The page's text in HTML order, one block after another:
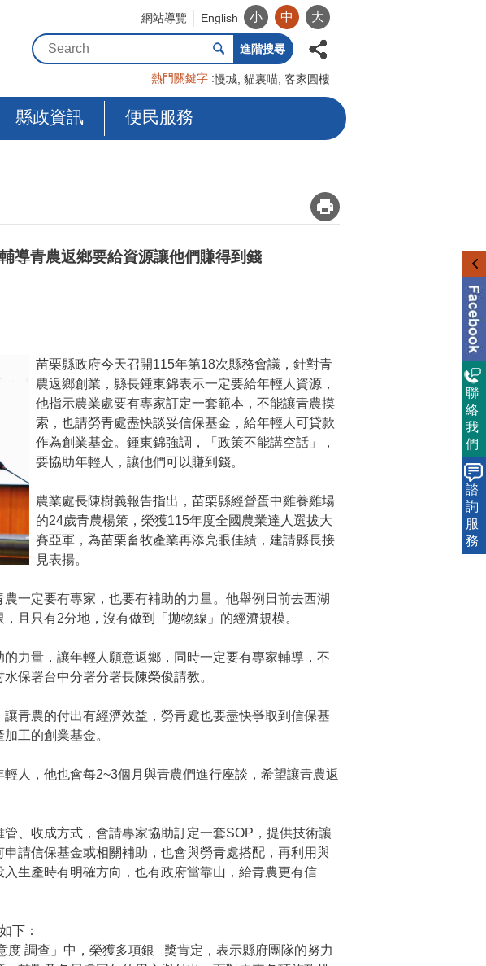
網站導覽 English 小 中 大
進階搜尋
熱門關鍵字 慢城 貓裏喵 客家圓樓
縣政資訊 便民服務
_
導青農返鄉要給資源讓他們賺得到錢
苗栗縣政府今天召開115年第18次縣務會議，針對青
農返鄉創業，縣長鍾東錦表示一定要給年輕人資源，
他指示農業處要有專家訂定一套範本，不能讓青農摸
索，也請勞青處盡快談妥信保基金，給年輕人可貸款
作為創業基金。鍾東錦強調，「政策不能講空話」，
要協助年輕人，讓他們可以賺到錢。
農業處長陳樹義報告指出，苗栗縣經營蛋中雞養雞場
的24歲青農楊策，榮獲115年度全國農業達人選拔大
賽亞軍，為苗栗畜牧產業再添亮眼佳績，建請縣長接
見表揚。
一定要有專家，也要有補助的力量。他舉例日前去西湖
且只有2分地，沒有做到「拋物線」的經濟規模。
力量，讓年輕人願意返鄉，同時一定要有專家輔導，不
保署台中分署分署長陳榮俊請教。
青農的付出有經濟效益，勞青處也要盡快爭取到信保基
工的創業基金。
人，他也會每2~3個月與青農們進行座談，希望讓青農返
、收成方式，會請專家協助訂定一套SOP，提供技術讓
請信保基金或相關補助，也會與勞青處搭配，再利用與
生產時有明確方向，也有政府當靠山，給青農更有信
下：
度 調查」中，榮獲多項銀 獎肯定，表示縣府團隊的努力
聯
絡
我
們
諮
詢
服
務